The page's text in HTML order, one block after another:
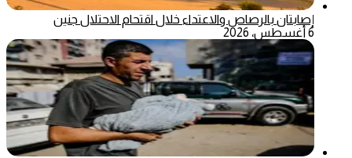
إصابتان بالرصاص والاعتداء خلال اقتحام الاحتلال جنين
6 أغسطس، 2026